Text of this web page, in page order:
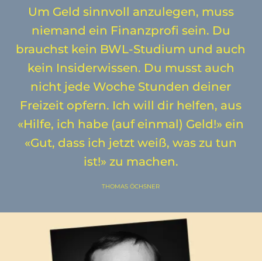
Um Geld sinnvoll anzulegen, muss
niemand ein Finanzprofi sein. Du
brauchst kein BWL-Studium und auch
kein Insiderwissen. Du musst auch
nicht jede Woche Stunden deiner
Freizeit opfern. Ich will dir helfen, aus
«Hilfe, ich habe (auf einmal) Geld!» ein
«Gut, dass ich jetzt weiß, was zu tun
ist!» zu machen.
THOMAS ÖCHSNER